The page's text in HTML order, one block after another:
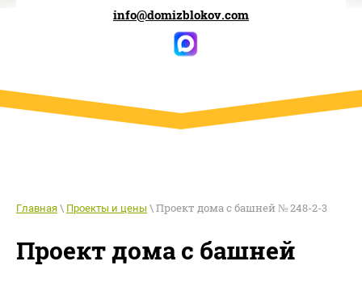
info@domizblokov.com
Главная \ Проекты и цены \ Проект дома с башней № 248-2-3
Проект дома с башней